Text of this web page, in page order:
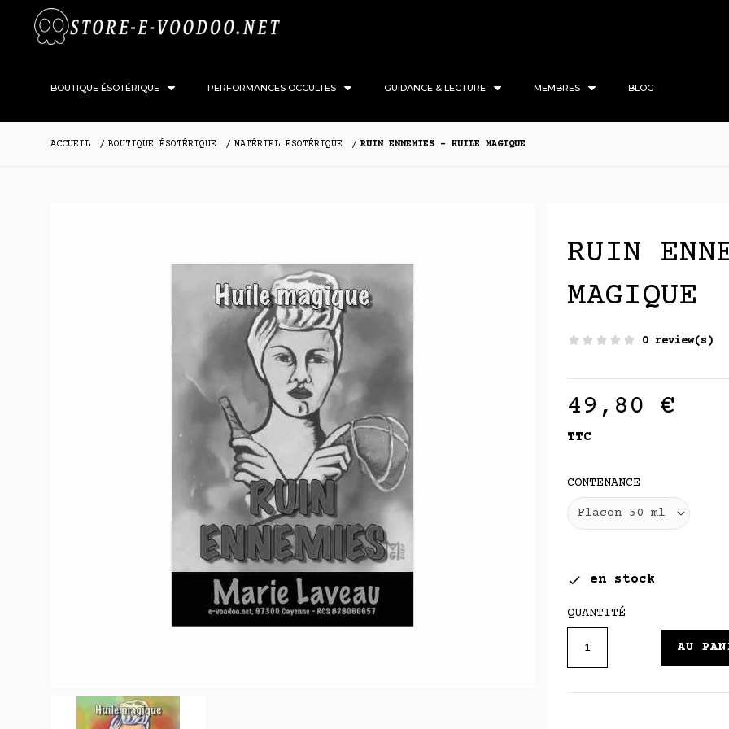
BOUTIQUE ÉSOTÉRIQUE PERFORMANCES OCCULTES GUIDANCE & LECTURE MEMBRES BLOG
ACCUEIL BOUTIQUE ÉSOTÉRIQUE MATÉRIEL ESOTÉRIQUE RUIN ENNEMIES - HUILE MAGIQUE
RUIN
MAGIQUE
0 review(s)
49,80 €
TTC
CONTENANCE
 en stock
QUANTITÉ
AU